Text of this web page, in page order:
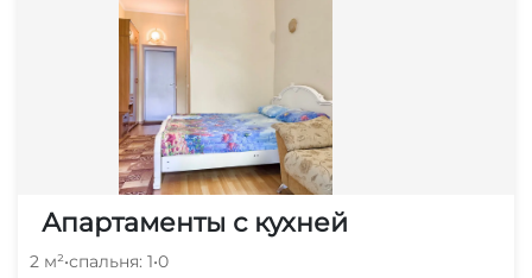
Апартаменты с кухней
2 м²•спальня: 1•0